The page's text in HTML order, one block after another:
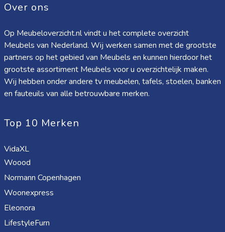
Over ons
Op Meubeloverzicht.nl vindt u het complete overzicht
Meubels van Nederland. Wij werken samen met de grootste
partners op het gebied van Meubels en kunnen hierdoor het
grootste assortiment Meubels voor u overzichtelijk maken.
Wij hebben onder andere tv meubelen, tafels, stoelen, banken
en fauteuils van alle betrouwbare merken.
Top 10 Merken
VidaXL
Woood
Normann Copenhagen
Woonexpress
Eleonora
LifestyleFurn